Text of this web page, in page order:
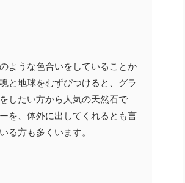
ような色合いをしていることか
と地球をむずびつけると、グラ
したい方から人気の天然石で
を、体外に出してくれるとも言
る方も多くいます。